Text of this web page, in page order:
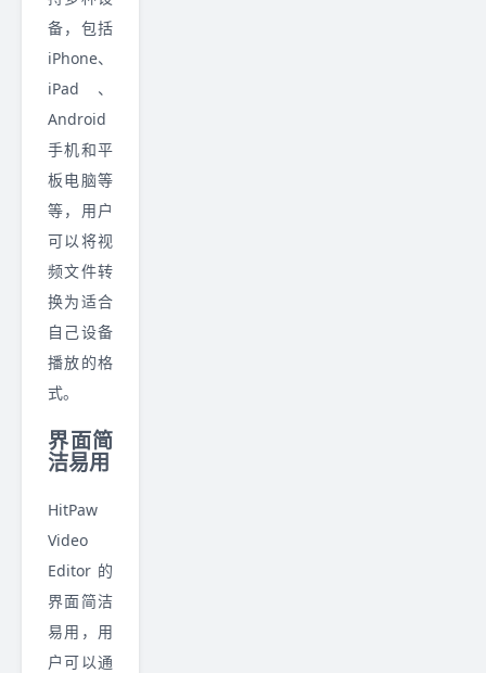
备，包括
iPhone、
iPad、
Android
手机和平
板电脑等
等，用户
可以将视
频文件转
换为适合
自己设备
播放的格
式。
界面简
洁易用
HitPaw
Video
Editor 的
界面简洁
易用，用
户可以通